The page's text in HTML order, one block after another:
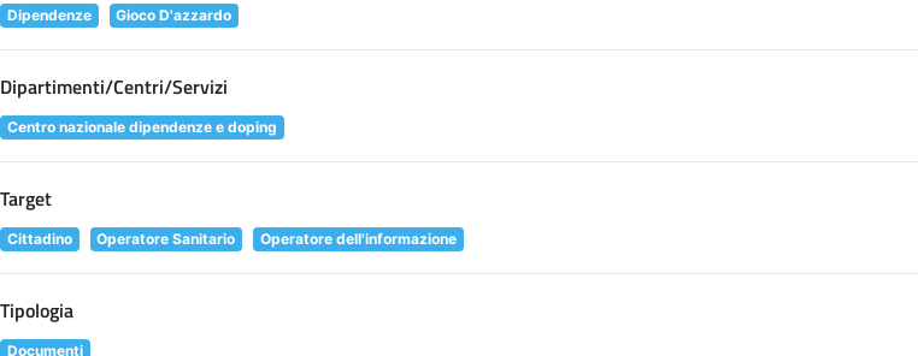
Dipendenze Gioco D'azzardo
Dipartimenti/Centri/Servizi
Centro nazionale dipendenze e doping
Target
Cittadino Operatore Sanitario Operatore dell'informazione
Tipologia
Documenti